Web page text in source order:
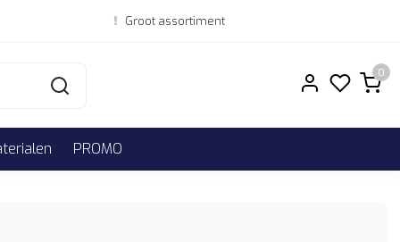
Groot assortiment
0
PROMO